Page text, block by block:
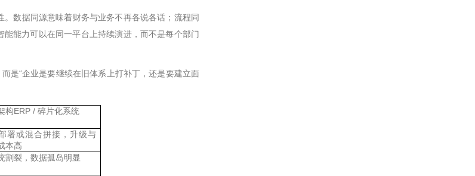
数据同源意味着财务与业务不再各说各话；流程同
能能力可以在同一平台上持续演进，而不是每个部门
而是“企业是要继续在旧体系上打补丁，还是要建立面
构ERP /碎片化系统
署或混合拼接，升级与
本高
割裂，数据孤岛明显